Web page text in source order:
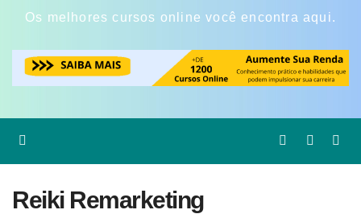
Os melhores cursos online você encontra aqui.
Reiki Remarketing